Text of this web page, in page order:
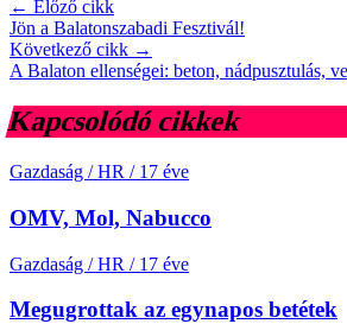
← Előző cikk
Jön a Balatonszabadi Fesztivál!
Következő cikk →
A Balaton ellenségei: beton, nádpusztulás,
Kapcsolódó cikkek
Gazdaság / HR / 17 éve
OMV, Mol, Nabucco
Gazdaság / HR / 17 éve
Megugrottak az egynapos betétek